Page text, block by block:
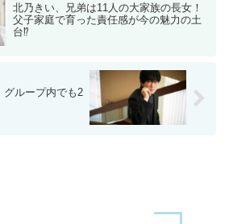
北乃きい、兄弟は11人の大家族の長女！
父子家庭で育った責任感が今の魅力の土
台⁉
グループ内でも2